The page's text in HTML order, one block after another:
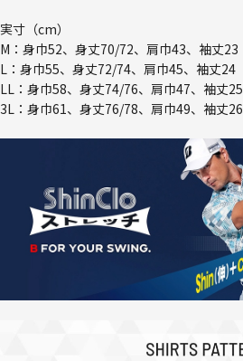
実寸（cm）
M：身巾52、身丈70/72、肩巾43、袖丈23
L：身巾55、身丈72/74、肩巾45、袖丈24
LL：身巾58、身丈74/76、肩巾47、袖丈25
3L：身巾61、身丈76/78、肩巾49、袖丈26